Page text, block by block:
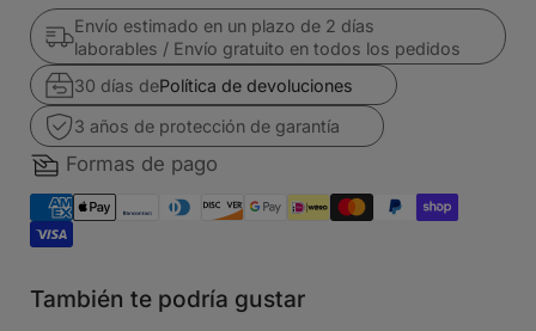
Envío estimado en un plazo de 2 días
laborables / Envío gratuito en todos los pedidos
30 días dePolítica de devoluciones
3 años de protección de garantía
Formas de pago
También te podría gustar